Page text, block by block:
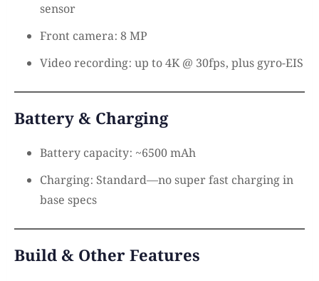
sensor
Front camera: 8 MP
Video recording: up to 4K @ 30fps, plus gyro-EIS
Battery & Charging
Battery capacity: ~6500 mAh
Charging: Standard—no super fast charging in
base specs
Build & Other Features